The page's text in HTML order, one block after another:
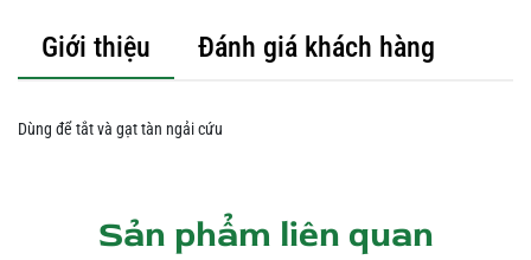
Giới thiệu Đánh giá khách hàng
Dùng để tắt và gạt tàn ngải cứu
Sản phẩm liên quan